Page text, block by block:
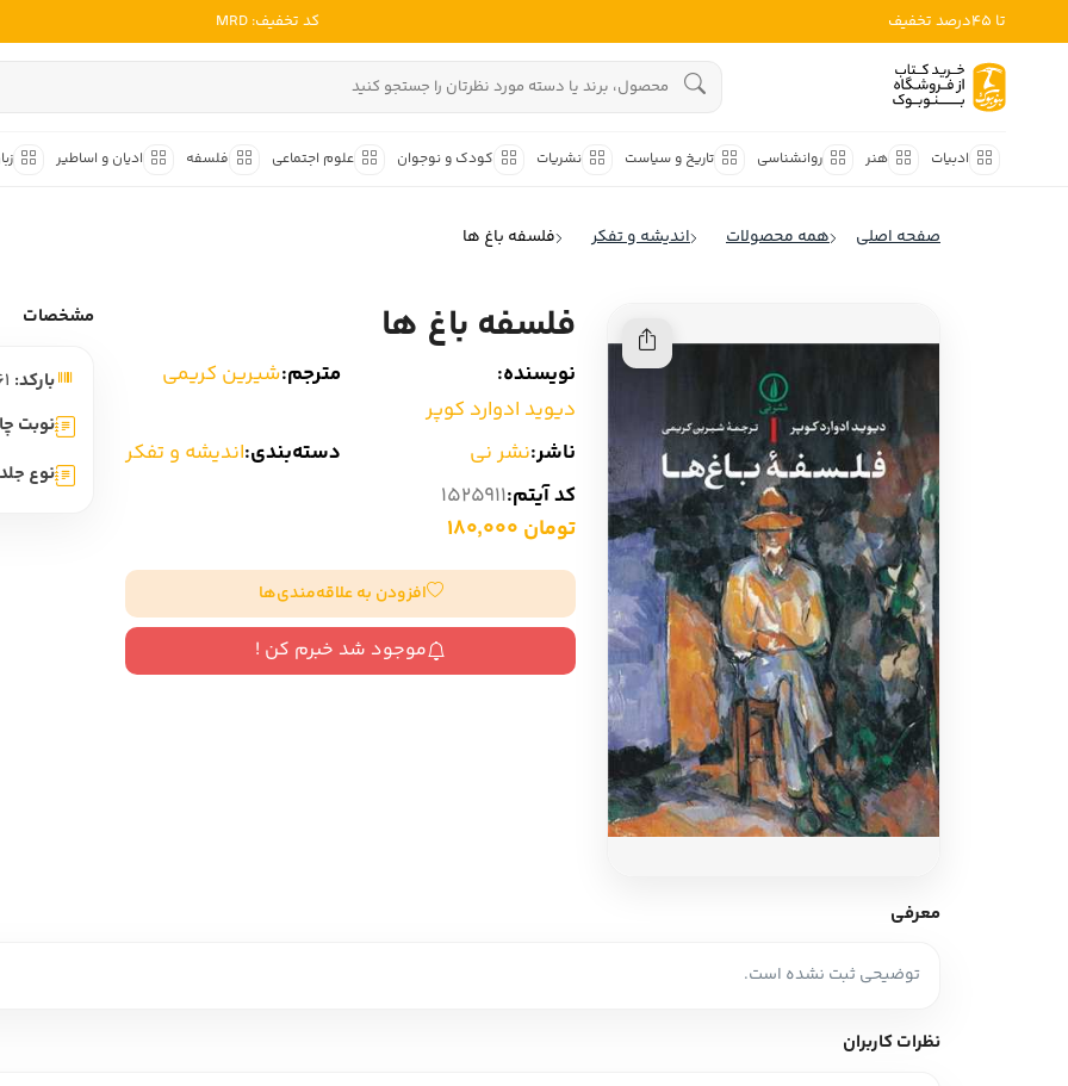
تا 45درصد تخفیف کد تخفیف: MRD
ادبیات هنر روانشناسی تاریخ و سیاست نشریات کودک و نوجوان علوم اجتماعی فلسفه ادیان و اساطیر
ادبیات ایران
ادبیات فرانسه
ادبیات ایتالیا
ادبیات روسیه
ادبیات آمریکای لاتین
ادبیات آلمان
ادبیات ترکیه
ادبیات آسیا
سایر کشورهای اروپا
شعر
شرح و
ادبیات
جستار و مقاله
زبان شناسی
ادبیات
ادبیات ملل
ادبیات ایتالیا
سایر کشورهای اروپا
داستان کوتاه
صفحه اصلی همه محصولات اندیشه و تفکر فلسفه باغ ها
فلسفه باغ ها
نویسنده:
دیوید ادوارد کوپر
مترجم:شیرین کریمی
ناشر:نشر نی دسته‌بندی:اندیشه و تفکر
کد آیتم:1525911
تومان 180,000
افزودن به علاقه‌مندی‌ها
موجود شد خبرم کن !
مشخصات
بارکد:
نوبت
نوع
معرفی
توضیحی ثبت نشده است.
نظرات کاربران